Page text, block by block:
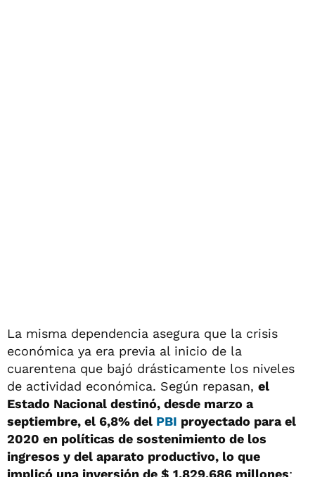
La misma dependencia asegura que la crisis
económica ya era previa al inicio de la
cuarentena que bajó drásticamente los niveles
de actividad económica. Según repasan, el
Estado Nacional destinó, desde marzo a
septiembre, el 6,8% del PBI proyectado para el
2020 en políticas de sostenimiento de los
ingresos y del aparato productivo, lo que
implicó una inversión de $ 1.829.686 millones;